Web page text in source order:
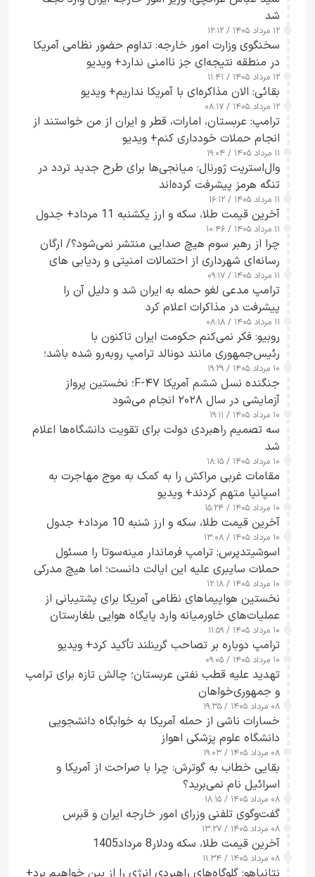
شد
۱۲ مرداد ۱۴۰۵ / ۱۲:۱۲
سخنگوی وزارت امور خارجه: تداوم حضور نظامی آمریکا
در منطقه نتیجه‌ای جز ناامنی ندارد+ ویدیو
۱۲ مرداد ۱۴۰۵ / ۱۱:۴۱
بقائی: الان مذاکره‌ای با آمریکا نداریم+ ویدیو
۱۲ مرداد ۱۴۰۵ / ۰۸:۱۷
ترامپ: عربستان، امارات، قطر و ایران از من خواستند از
انجام حملات خودداری کنم+ ویدیو
۱۱ مرداد ۱۴۰۵ / ۱۹:۰۴
وال‌استریت ژورنال: میانجی‌ها برای طرح جدید تردد در
تنگه هرمز پیشرفت کرده‌اند
۱۱ مرداد ۱۴۰۵ / ۱۶:۱۲
آخرین قیمت طلا، سکه و ارز یکشنبه 11 مرداد+ جدول
۱۱ مرداد ۱۴۰۵ / ۱۰:۴۶
چرا از رهبر سوم هیچ صدایی منتشر نمی‌شود؟/ ارگان
رسانه‌ای شهرداری از احتمالات امنیتی و ردیابی های
جاسوسی گفت
۱۱ مرداد ۱۴۰۵ / ۰۹:۱۷
ترامپ مدعی لغو حمله به ایران شد و دلیل آن را
پیشرفت در مذاکرات اعلام کرد
۱۱ مرداد ۱۴۰۵ / ۰۸:۱۸
روبیو: فکر نمی‌کنم حکومت ایران تاکنون با
رئیس‌جمهوری مانند دونالد ترامپ روبه‌رو شده باشد؛
کسی که واقعاً دست به اقدام می‌زند
۱۰ مرداد ۱۴۰۵ / ۱۹:۲۹
جنگنده نسل ششم آمریکا F-۴۷؛ نخستین پرواز
آزمایشی در سال ۲۰۲۸ انجام می‌شود
۱۰ مرداد ۱۴۰۵ / ۱۹:۱۱
سه تصمیم راهبردی دولت برای تقویت دانشگاه‌ها اعلام
شد
۱۰ مرداد ۱۴۰۵ / ۱۸:۱۵
مقامات غربی مراکش را به کمک به موج مهاجرت به
اسپانیا متهم کردند+ ویدیو
۱۰ مرداد ۱۴۰۵ / ۱۵:۲۴
آخرین قیمت طلا، سکه و ارز شنبه 10 مرداد+ جدول
۱۰ مرداد ۱۴۰۵ / ۱۳:۰۸
اسوشیتدپرس: ترامپ فرماندار مینه‌سوتا را مسئول
حملات سایبری علیه این ایالت دانست؛ اما هیچ مدرکی
ارائه نکرد
۱۰ مرداد ۱۴۰۵ / ۱۲:۱۸
نخستین هواپیماهای نظامی آمریکا برای پشتیبانی از
عملیات‌های خاورمیانه وارد پایگاه هوایی بلغارستان
شدند
۱۰ مرداد ۱۴۰۵ / ۱۱:۵۹
ترامپ دوباره بر تصاحب گرینلند تأکید کرد+ ویدیو
۱۰ مرداد ۱۴۰۵ / ۰۹:۰۵
تهدید علیه قطب نفتی عربستان؛ چالش تازه برای ترامپ
و جمهوری‌خواهان
۰۸ مرداد ۱۴۰۵ / ۱۹:۳۵
خسارات ناشی از حمله آمریکا به خوابگاه دانشجویی
دانشگاه علوم پزشکی اهواز
۰۸ مرداد ۱۴۰۵ / ۱۹:۰۳
بقایی خطاب به گوترش: چرا با صراحت از آمریکا و
اسرائیل نام نمی‌برید؟
۰۸ مرداد ۱۴۰۵ / ۱۸:۱۵
گفت‌وگوی تلفنی وزرای امور خارجه ایران و قبرس
۰۸ مرداد ۱۴۰۵ / ۱۳:۲۷
آخرین قیمت طلا، سکه ودلار8 مرداد1405
۰۸ مرداد ۱۴۰۵ / ۱۱:۳۴
نتانیاهو: گلوگاه‌های راهبردی انرژی را از بین خواهیم برد+